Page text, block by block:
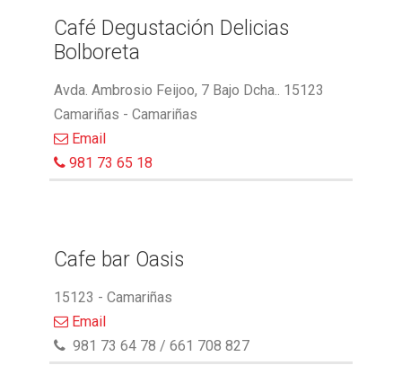
Café Degustación Delicias
Bolboreta
Avda. Ambrosio Feijoo, 7 Bajo Dcha.. 15123
Camariñas - Camariñas
Email
981 73 65 18
Cafe bar Oasis
15123 - Camariñas
Email
981 73 64 78 / 661 708 827